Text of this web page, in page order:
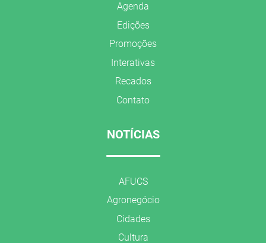
Agenda
Edições
Promoções
Interativas
Recados
Contato
NOTÍCIAS
AFUCS
Agronegócio
Cidades
Cultura